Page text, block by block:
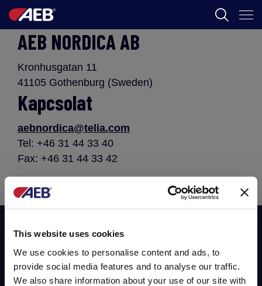
This website uses cookies
We use cookies to personalise content and ads, to
provide social media features and to analyse our traffic.
We also share information about your use of our site with
AEB
BORÁSZAT
AEB ACADEMY
HU
AEB NORDICA AB
Kronhusgatan 11
41105 Gothenburg (Sweden)
Kapcsolat
aebnordica@telia.com
Tel: +46 31 44 33 40
Fax: +46 31 44 33 42
Iratkozzon fel hírlevelünkre!